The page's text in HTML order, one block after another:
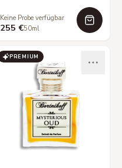
Keine Probe verfügbar
255 €50ml
PREMIUM